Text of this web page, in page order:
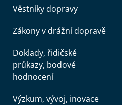
Věstníky dopravy
Zákony v drážní dopravě
Doklady, řidičské
průkazy, bodové
hodnocení
Výzkum, vývoj, inovace